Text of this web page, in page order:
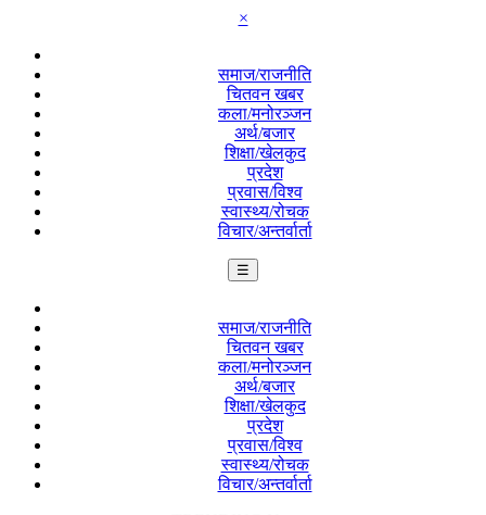
×
समाज/राजनीति
चितवन खबर
कला/मनोरञ्जन
अर्थ/बजार
शिक्षा/खेलकुद
प्रदेश
प्रवास/विश्व
स्वास्थ्य/रोचक
विचार/अन्तर्वार्ता
☰
समाज/राजनीति
चितवन खबर
कला/मनोरञ्जन
अर्थ/बजार
शिक्षा/खेलकुद
प्रदेश
प्रवास/विश्व
स्वास्थ्य/रोचक
विचार/अन्तर्वार्ता